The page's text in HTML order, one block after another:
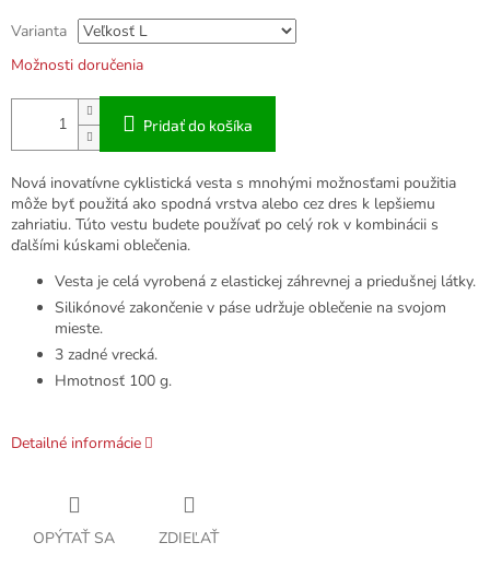
Varianta
Možnosti doručenia
Pridať do košíka
Nová inovatívne cyklistická vesta s mnohými možnosťami použitia
môže byť použitá ako spodná vrstva alebo cez dres k lepšiemu
zahriatiu. Túto vestu budete používať po celý rok v kombinácii s
ďalšími kúskami oblečenia.
Vesta je celá vyrobená z elastickej záhrevnej a priedušnej látky.
Silikónové zakončenie v páse udržuje oblečenie na svojom
mieste.
3 zadné vrecká.
Hmotnosť 100 g.
Detailné informácie
OPÝTAŤ SA ZDIEĽAŤ